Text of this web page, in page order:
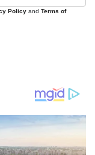
Policy and Terms of